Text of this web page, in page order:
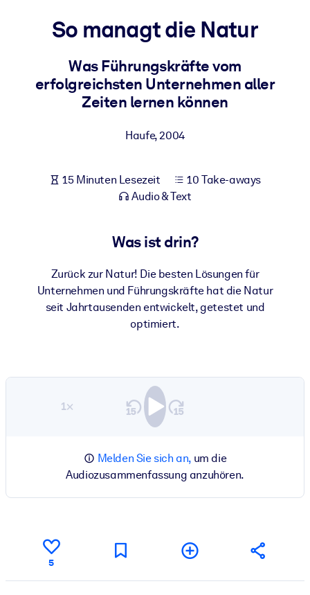
Bauen Sie eine gesunde und resiliente Belegschaft auf.
NACH SYSTEM
Für LMS/LXP
bessere Lernergebnisse.
Bereichern Sie Ihre Unternehmensbibliothek mit
vertrauenswürdigem, praxisnahem Business-Wissen.
Nutzen Sie verlässliches, strukturiertes Wissen, um die Ergebnisse
So managt die Natur
Was Führungskräfte vom
erfolgreichsten Unternehmen aller
Zeiten lernen können
Haufe,2004
15 Minuten Lesezeit
10 Take-aways
Audio & Text
Was ist drin?
Zurück zur Natur! Die besten Lösungen für
Unternehmen und Führungskräfte hat die Natur
seit Jahrtausenden entwickelt, getestet und
optimiert.
1×
Melden Sie sich an,um die
Audiozusammenfassung anzuhören.
5